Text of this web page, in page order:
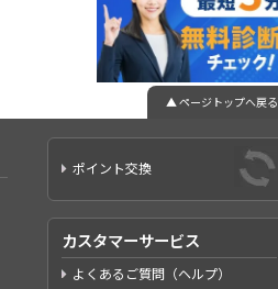
▲ ページトップへ戻る
ポイント交換
カスタマーサービス
よくあるご質問（ヘルプ）